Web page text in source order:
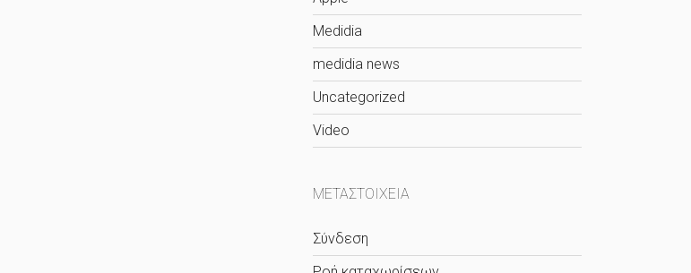
Medidia
medidia news
Uncategorized
Video
ΜΕΤΑΣΤΟΙΧΕΊΑ
Σύνδεση